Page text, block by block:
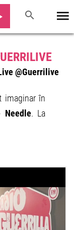
@Guerrilive
imaginar în
Needle. La